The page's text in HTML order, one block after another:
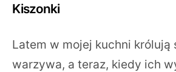
Kiszonki
Latem w mojej kuchni królują
warzywa, a teraz, kiedy ich